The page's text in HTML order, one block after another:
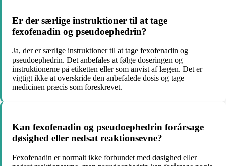
Er der særlige instruktioner til at tage
fexofenadin og pseudoephedrin?
Ja, der er særlige instruktioner til at tage fexofenadin og
pseudoephedrin. Det anbefales at følge doseringen og
instruktionerne på etiketten eller som anvist af lægen. Det er
vigtigt ikke at overskride den anbefalede dosis og tage
medicinen præcis som foreskrevet.
Kan fexofenadin og pseudoephedrin forårsage
døsighed eller nedsat reaktionsevne?
Fexofenadin er normalt ikke forbundet med døsighed eller